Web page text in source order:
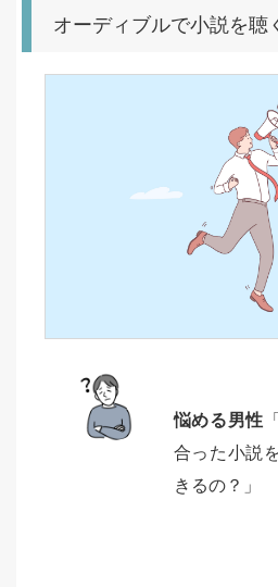
オーディブルで小説を聴
悩める男性
合った小説
きるの？」